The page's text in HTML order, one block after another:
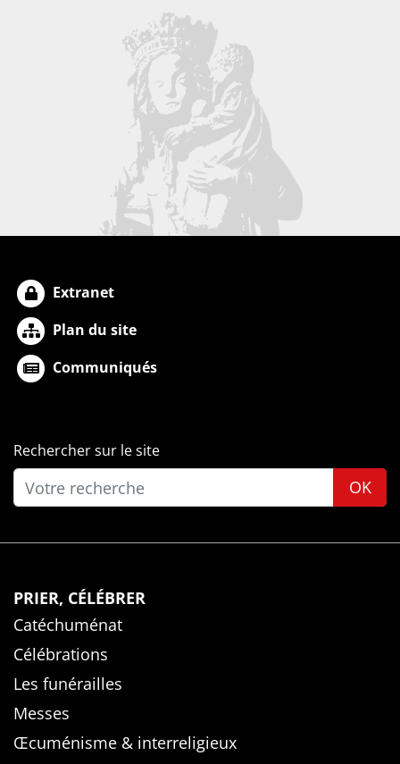
Extranet
Plan du site
Communiqués
Rechercher sur le site
OK
PRIER, CÉLÉBRER
Catéchuménat
Célébrations
Les funérailles
Messes
Œcuménisme & interreligieux